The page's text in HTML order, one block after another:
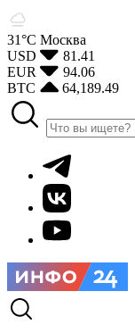
31°С Москва
USD
81.41
EUR
94.06
BTC
64,189.49